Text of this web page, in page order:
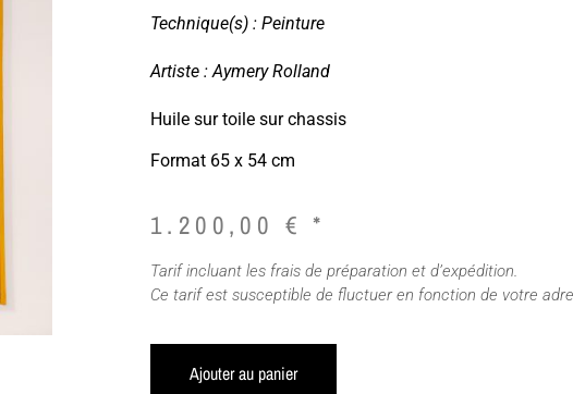
Technique(s) : Peinture
Artiste :Aymery Rolland
Huile sur toile sur chassis
Format 65 x 54 cm
1.200,00 € *
Tarif incluant les frais de préparation et d’expédition.
Ce tarif est susceptible de fluctuer en fonction de votre
Ajouter au panier